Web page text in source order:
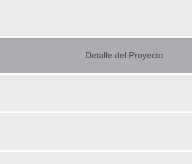
Detalle del Proyecto